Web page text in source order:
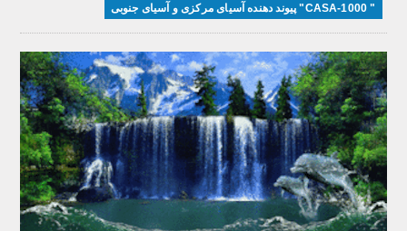
" CASA-1000" پیوند دهنده آسیای مرکزی و آسیای جنوبی